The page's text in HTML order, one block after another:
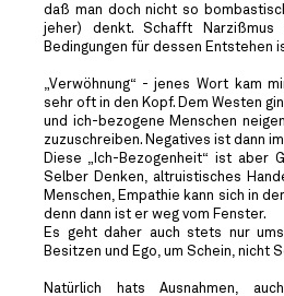
daß man doch nicht so
jeher) denkt. Schafft
Bedingungen für dessen Entstehen
„Verwöhnung“ - jenes Wort kam
sehr oft in den Kopf. Dem Westen
und ich-bezogene Menschen
zuzuschreiben. Negatives ist dann
Diese „Ich-Bezogenheit“ ist aber
Selber Denken, altruistisches
Menschen, Empathie kann sich in
denn dann ist er weg vom Fenster.
Es geht daher auch stets nur
Besitzen und Ego, um Schein, nicht
Natürlich hats Ausnahmen,